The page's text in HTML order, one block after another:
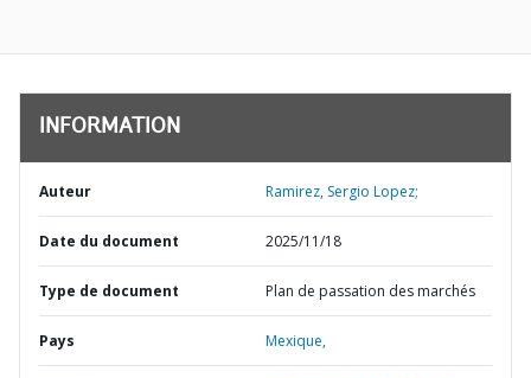
INFORMATION
Auteur Ramirez, Sergio Lopez;
Date du document 2025/11/18
Type de document Plan de passation des marchés
Pays Mexique,